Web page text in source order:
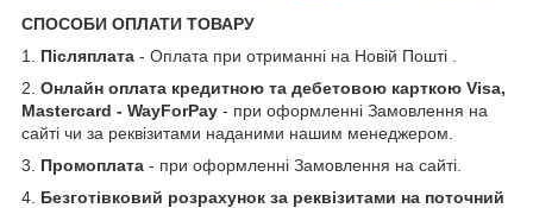
СПОСОБИ ОПЛАТИ ТОВАРУ
1. Післяплата - Оплата при отриманні на Новій Пошті .
2. Онлайн оплата кредитною та дебетовою карткою Visa,
Mastercard - WayForPay - при оформленні Замовлення на
сайті чи за реквізитами наданими нашим менеджером.
3. Промоплата - при оформленні Замовлення на сайті.
4. Безготівковий розрахунок за реквізитами на поточний